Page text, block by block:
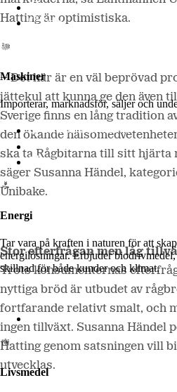
LM2
Odla
Maskiner
Importerar, marknadsför, säljer och
Lantmännen Maskin
Begagnatbörsen
Butik på nätet
Energi
Tar vara på kraften i naturen för att
energilösningar. Erbjuder
skillnad för både kunder och klimat.
Lantmännen Biorefineries
Livsmedel
Hatting är optimistiska.
– Det här är en väl beprövad
jättekul att kunna ge den även
Sverige finns en lång tradition
den ökande
ska ta Rågbitarna till sitt hjärta
säger Susanna Händel,
Unibake.
Stor efterfrågan men låg
Trots konsumenternas
nyttiga bröd är utbudet av
fortfarande relativt smalt, och
ingen tillväxt. Susanna Händel
Hatting genom satsningen vill
utvecklas.